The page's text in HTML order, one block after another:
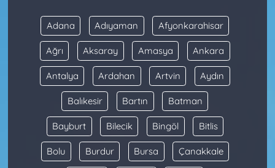
Adana Adıyaman Afyonkarahisar
Ağrı Aksaray Amasya Ankara
Antalya Ardahan Artvin Aydın
Balıkesir Bartın Batman
Bayburt Bilecik Bingöl Bitlis
Bolu Burdur Bursa Çanakkale